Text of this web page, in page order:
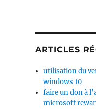
ARTICLES
utilisation du
windows 10
faire un don à
microsoft